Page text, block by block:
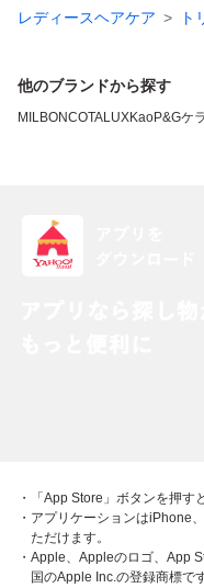
レディースヘアケア
ト
他のブランドから探す
MILBONCOTALUXKaoP&Gケ
・「App Store」ボタンを押す
・アプリケーションはiPhone
ただけます。
・Apple、Appleのロゴ、App
国のApple Inc.の登録商標です